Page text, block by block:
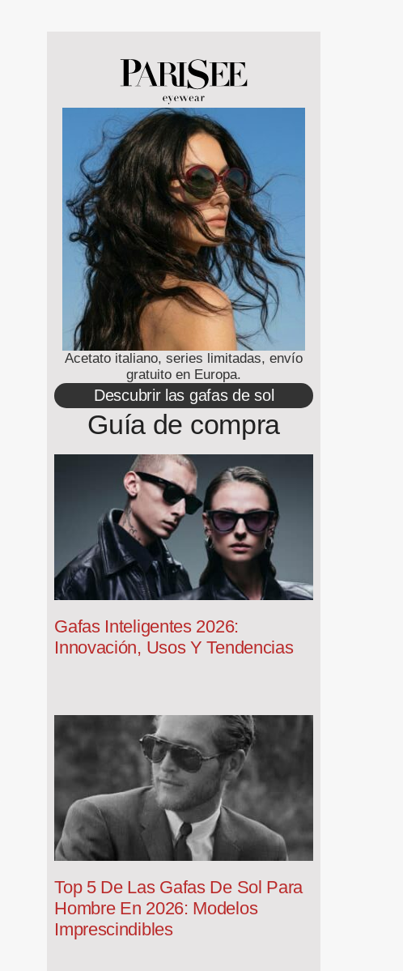
Acetato italiano, series limitadas, envío
gratuito en Europa.
Descubrir las gafas de sol
Guía de compra
Gafas Inteligentes 2026:
Innovación, Usos Y Tendencias
Top 5 De Las Gafas De Sol Para
Hombre En 2026: Modelos
Imprescindibles